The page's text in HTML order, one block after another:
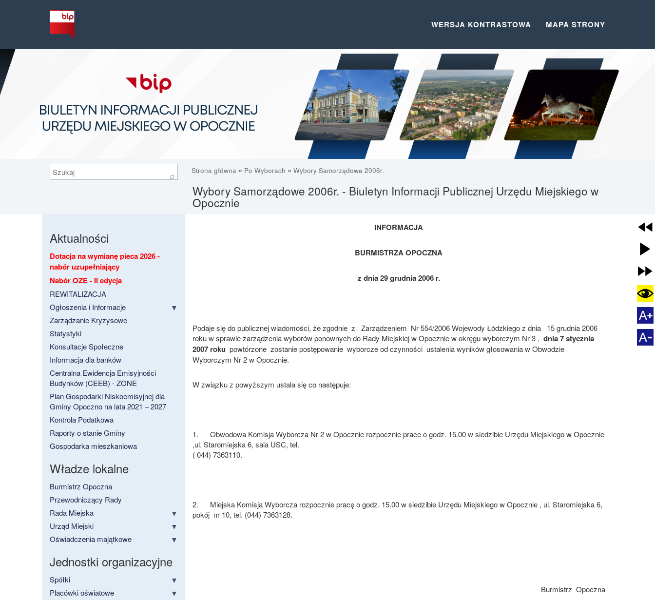
WERSJA KONTRASTOWA MAPA STRONY
Szukaj
⚲
Strona główna » Po Wyborach » Wybory Samorządowe 2006r.
Wybory Samorządowe 2006r. - Biuletyn Informacji Publicznej Urzędu Miejskiego w
Opocznie
Aktualności
Dotacja na wymianę pieca 2026 -
nabór uzupełniający
Nabór OZE - II edycja
REWITALIZACJA
Ogłoszenia i Informacje
Zarządzanie Kryzysowe
Statystyki
Konsultacje Społeczne
Informacja dla banków
Centralna Ewidencja Emisyjności
Budynków (CEEB) - ZONE
Plan Gospodarki Niskoemisyjnej dla
Gminy Opoczno na lata 2021 – 2027
Kontrola Podatkowa
Raporty o stanie Gminy
Gospodarka mieszkaniowa
Władze lokalne
Burmistrz Opoczna
Przewodniczący Rady
Rada Miejska
Urząd Miejski
Oświadczenia majątkowe
Jednostki organizacyjne
Spółki
Placówki oświatowe
INFORMACJA
BURMISTRZA OPOCZNA
z dnia 29 grudnia 2006 r.
Podaje się do publicznej wiadomości, że zgodnie z Zarządzeniem Nr 554/2006 Wojewody Łódzkiego z dnia
15 grudnia 2006
roku w sprawie zarządzenia wyborów ponownych do Rady Miejskiej w Opocznie w okręgu wyborczym Nr 3 , dnia 7 stycznia
2007 roku powtórzone zostanie postępowanie wyborcze od czynności ustalenia wyników głosowania w Obwodzie
Wyborczym Nr 2 w Opocznie.
W związku z powyższym ustala się co następuje:
1.
Obwodowa Komisja Wyborcza Nr 2 w Opocznie rozpocznie prace o godz. 15.00 w siedzibie Urzędu Miejskiego w Opocznie
,ul. Staromiejska 6, sala USC, tel.
( 044) 7363110.
2.
Miejska Komisja Wyborcza rozpocznie pracę o godz. 15.00 w siedzibie Urzędu Miejskiego w Opocznie , ul. Staromiejska 6,
pokój nr 10, tel. (044) 7363128.
Burmistrz Opoczna